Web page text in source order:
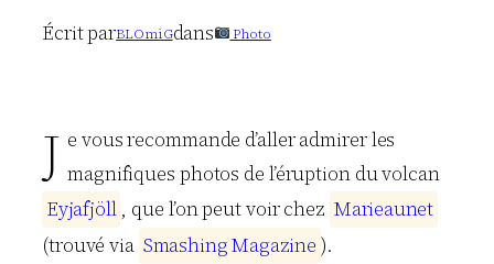
Écrit parBLOmiGdans Photo
J e vous recommande d’aller admirer les
magnifiques photos de l’éruption du volcan
Eyjafjöll , que l’on peut voir chez Marieaunet
(trouvé via SmashingMagazine ).